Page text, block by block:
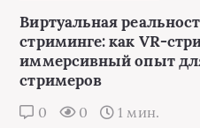
Виртуальная
стриминге: как VR-
иммерсивный опыт
стримеров
0 0 1 мин.